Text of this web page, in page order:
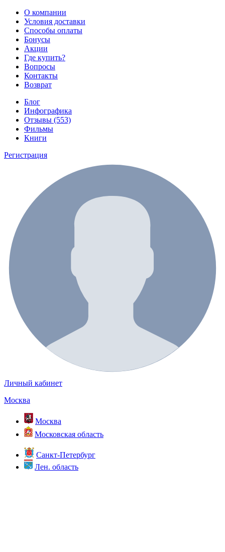
О компании
Условия доставки
Способы оплаты
Бонусы
Акции
Где купить?
Вопросы
Контакты
Возврат
Блог
Инфографика
Отзывы (553)
Фильмы
Книги
Регистрация
Личный кабинет
Москва
Москва
Московская область
Санкт-Петербург
Лен. область